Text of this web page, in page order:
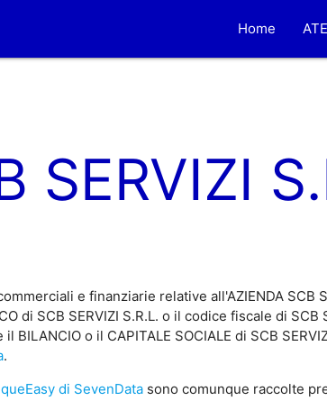
Home
SERVIZI
e finanziarie relative all'AZIENDA SCB
di SCB SERVIZI S.R.L. o il codice fiscale di SCB
o il CAPITALE SOCIALE di SCB
.
di SevenDatasono comunque raccolte